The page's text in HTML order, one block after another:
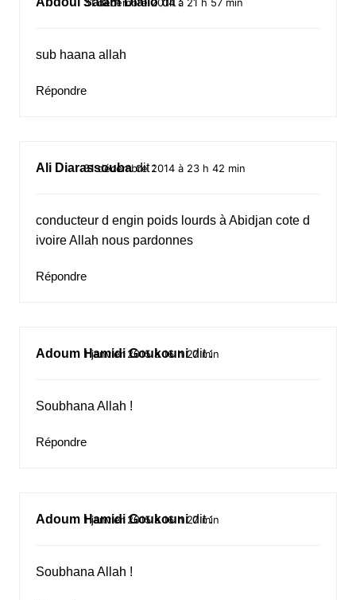
sub haana allah
Répondre
Ali Diarassouba dit :
31 décembre 2014 à 23 h 42 min
conducteur d engin poids lourds à Abidjan cote d
ivoire Allah nous pardonnes
Répondre
Adoum Hamidi Goukouni dit :
1 janvier 2015 à 16 h 27 min
Soubhana Allah !
Répondre
Adoum Hamidi Goukouni dit :
1 janvier 2015 à 16 h 27 min
Soubhana Allah !